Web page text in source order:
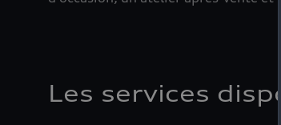
Les services